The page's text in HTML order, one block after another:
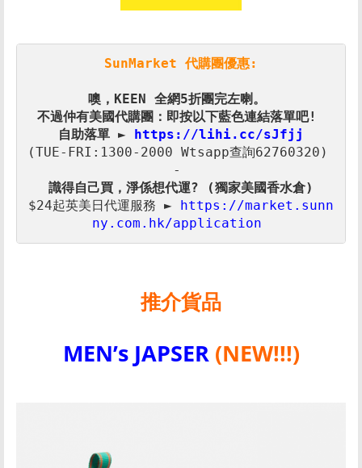
SunMarket 代購團優惠:
噢，KEEN 全網5折
自助落單 ► https://lihi.cc/sJfjj
(TUE-FRI:1300-2000 Wtsapp查詢62760320)
$24起英美日代運服務 ► https://market.sunn
ny.com.hk/application
推介貨品
MEN’s JAPSER (NEW!!!)